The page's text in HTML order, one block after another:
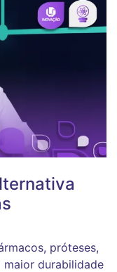
próteses,
durabilidade